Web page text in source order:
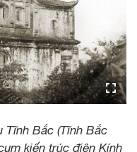
Tĩnh Bắc (Tĩnh Bắc
kiến trúc điện Kính